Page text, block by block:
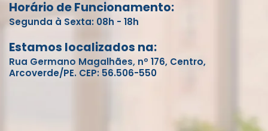
Horário de Funcionamento:
Segunda à Sexta: 08h - 18h
Estamos localizados na:
Rua Germano Magalhães, nº 176, Centro,
Arcoverde/PE. CEP: 56.506-550